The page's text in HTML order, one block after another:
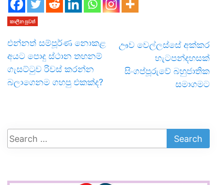
කාලීන පුවත්
එන්නත් සම්පූර්ණ නොකළ
අයට පොදු ස්ථාන තහනම්
ගැසට්ටුව රිවස් කරන්න
බලාගෙනම ගහපු එකක්ද?
ඌව වෙල්ලස්සේ අක්කර
හැටපන්දහසක්
සිංගප්පූරුවේ බහුජාතික
සමාගමට